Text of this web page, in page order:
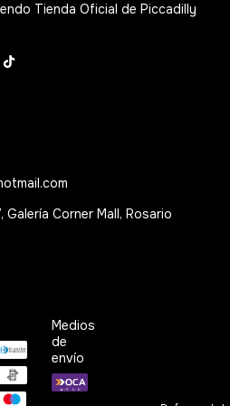
Tienda Oficial de Piccadilly
Galería Corner Mall, Rosario
Medios
de
envío